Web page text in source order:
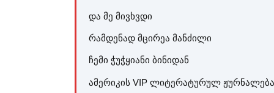
და მე მივხვდი
რამდენად მცირეა მანძილი
ჩემი ჭუჭყიანი ბინიდან
ამერიკის VIP ლიტერატურულ